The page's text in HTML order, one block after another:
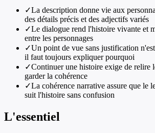
✓La description donne vie aux
des détails précis et des adjectifs variés
✓Le dialogue rend l'histoire vivante et
entre les personnages
✓Un point de vue sans justification
il faut toujours expliquer pourquoi
✓Continuer une histoire exige de relire
garder la cohérence
✓La cohérence narrative assure que le
suit l'histoire sans confusion
L'essentiel